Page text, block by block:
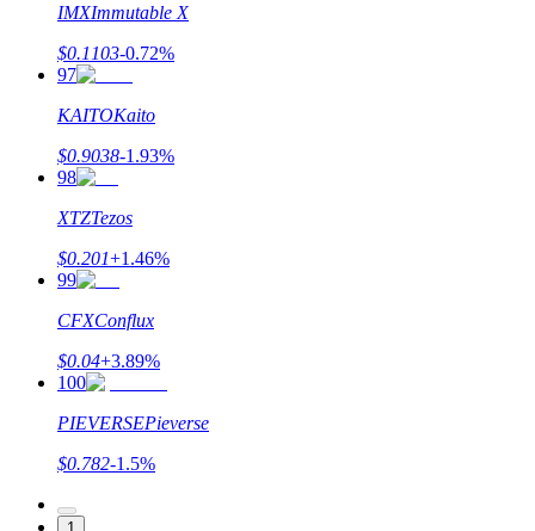
IMXImmutable X
$0.1103-0.72%
97
KAITOKaito
$0.9038-1.93%
98
XTZTezos
$0.201+1.46%
99
CFXConflux
$0.04+3.89%
100
PIEVERSEPieverse
$0.782-1.5%
1